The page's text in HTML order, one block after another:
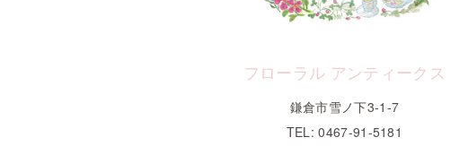
フローラル アンティークス
鎌倉市雪ノ下3-1-7
TEL: 0467-91-5181